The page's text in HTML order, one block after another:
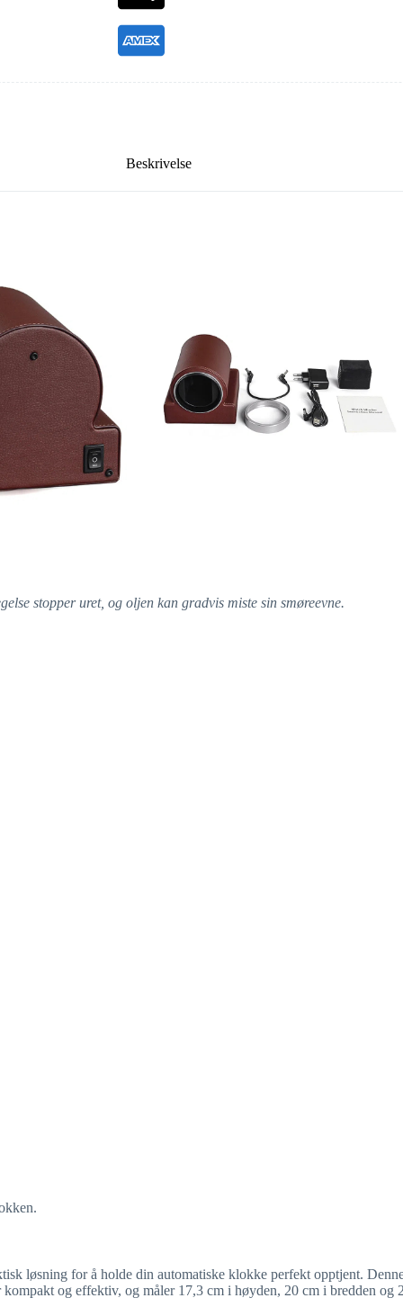
Beskrivelse
stopper uret, og oljen kan gradvis miste sin smøreevne.
løsning for å holde din automatiske klokke perfekt opptjent.
og effektiv, og måler 17,3 cm i høyden, 20 cm i bredden og